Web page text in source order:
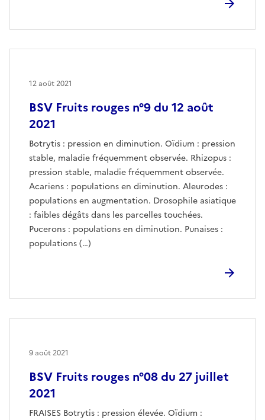
BSV Fruits rouges n°9 du 12 août
2021
Botrytis : pression en diminution. Oïdium : pression
stable, maladie fréquemment observée. Rhizopus :
pression stable, maladie fréquemment observée.
Acariens : populations en diminution. Aleurodes :
populations en augmentation. Drosophile asiatique
: faibles dégâts dans les parcelles touchées.
Pucerons : populations en diminution. Punaises :
populations (…)
12 août 2021
BSV Fruits rouges n°08 du 27 juillet
2021
FRAISES Botrytis : pression élevée. Oïdium :
9 août 2021